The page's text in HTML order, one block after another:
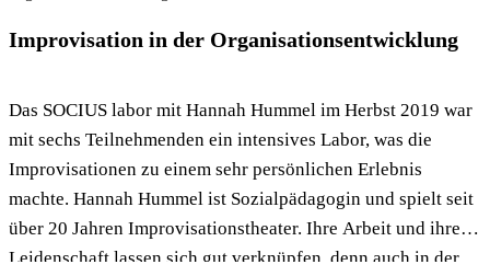
Improvisation in der Organisationsentwicklung
Das SOCIUS labor mit Hannah Hummel im Herbst 2019 war
mit sechs Teilnehmenden ein intensives Labor, was die
Improvisationen zu einem sehr persönlichen Erlebnis
machte. Hannah Hummel ist Sozialpädagogin und spielt seit
über 20 Jahren Improvisationstheater. Ihre Arbeit und ihre
Leidenschaft lassen sich gut verknüpfen, denn auch in der